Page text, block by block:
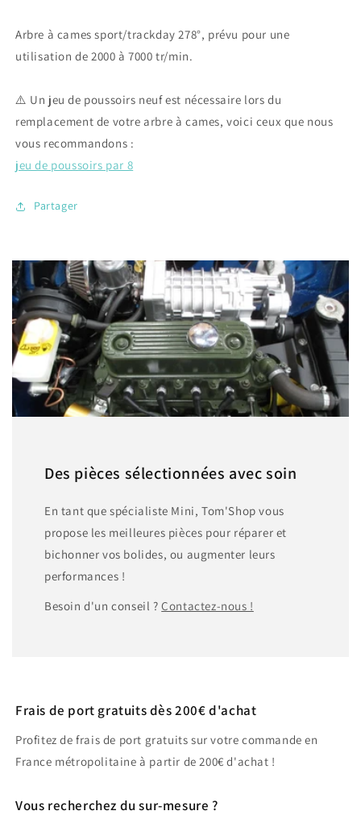
Arbre à cames sport/trackday 278°, prévu pour une
utilisation de 2000 à 7000 tr/min.
⚠️ Un jeu de poussoirs neuf est nécessaire lors du
remplacement de votre arbre à cames, voici ceux que nous
vous recommandons :
jeu de poussoirs par 8
Partager
Des pièces sélectionnées avec soin
En tant que spécialiste Mini, Tom'Shop vous
propose les meilleures pièces pour réparer et
bichonner vos bolides, ou augmenter leurs
performances !
Besoin d'un conseil ?Contactez-nous !
Frais de port gratuits dès 200€ d'achat
Profitez de frais de port gratuits sur votre commande en
France métropolitaine à partir de 200€ d'achat !
Vous recherchez du sur-mesure ?